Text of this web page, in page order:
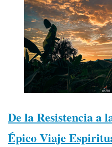
De la Resistencia a
Épico Viaje